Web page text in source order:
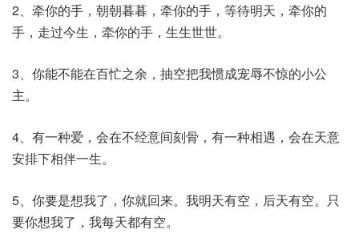
2、牵你的手，朝朝暮暮，牵你的手，等待明天，牵你的
手，走过今生，牵你的手，生生世世。
3、你能不能在百忙之余，抽空把我惯成宠辱不惊的小公
主。
4、有一种爱，会在不经意间刻骨，有一种相遇，会在天意
安排下相伴一生。
5、你要是想我了，你就回来。我明天有空，后天有空。只
要你想我了，我每天都有空。